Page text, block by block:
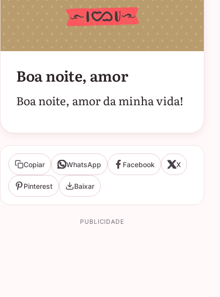
Boa noite, amor
Boa noite, amor da minha vida!
Copiar WhatsApp Facebook X
Pinterest Baixar
PUBLICIDADE